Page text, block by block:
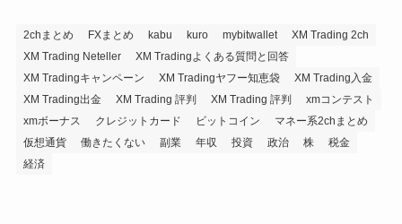
2chまとめ FXまとめ kabu kuro mybitwallet
XM Trading 2ch
XM Trading Neteller
XM Tradingよくある質問と回答
XM Tradingキャンペーン
XM Tradingヤフー知恵袋
XM Trading入金
XM Trading出金
XM Trading 評判 XM Trading 評判
xmコンテスト
xmボーナス
クレジットカード ビットコイン
マネー系2chまとめ
仮想通貨
働きたくない 副業 年収 投資 政治 株
税金
経済